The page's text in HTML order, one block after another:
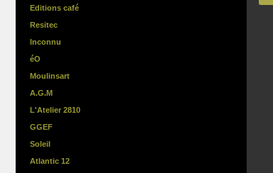
Editions café
Resitec
Inconnu
éO
Moulinsart
A.G.M
L'Atelier 2810
GGEF
Soleil
Atlantic 12